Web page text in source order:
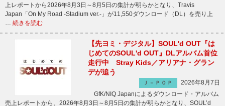
上レポートから2026年8月3日～8月5日の集計が明らかとなり、Travis
Japan「On My Road -Stadium ver.-」が11,550ダウンロード（DL）を売り上
… 続きを読む
【先ヨミ・デジタル】SOUL'd OUT『は
じめてのSOUL'd OUT』DLアルバム首位
走行中 Stray Kids／アリアナ・グラン
デが追う
Ｊ－ＰＯＰ
2026年8月7日
GfK/NIQ Japanによるダウンロード・アルバム
売上レポートから、2026年8月3日～8月5日の集計が明らかとなり、SOUL’d